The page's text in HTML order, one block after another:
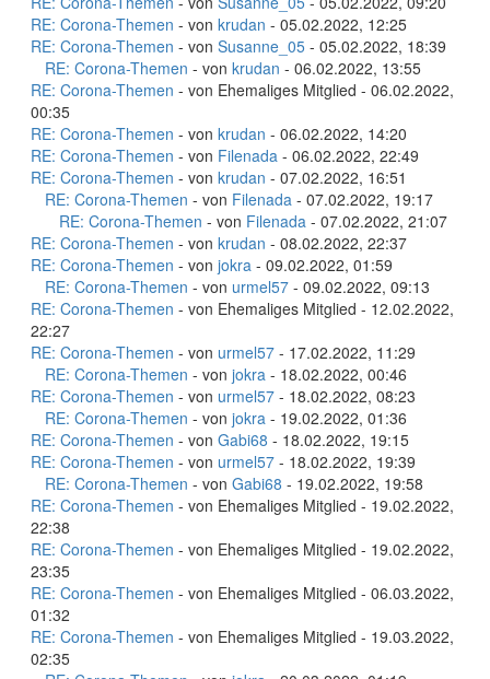
RE: Corona-Themen - von krudan - 05.02.2022, 12:25
RE: Corona-Themen - von Susanne_05 - 05.02.2022, 18:39
RE: Corona-Themen - von krudan - 06.02.2022, 13:55
RE: Corona-Themen - von Ehemaliges Mitglied - 06.02.2022,
00:35
RE: Corona-Themen - von krudan - 06.02.2022, 14:20
RE: Corona-Themen - von Filenada - 06.02.2022, 22:49
RE: Corona-Themen - von krudan - 07.02.2022, 16:51
RE: Corona-Themen - von Filenada - 07.02.2022, 19:17
RE: Corona-Themen - von Filenada - 07.02.2022, 21:07
RE: Corona-Themen - von krudan - 08.02.2022, 22:37
RE: Corona-Themen - von jokra - 09.02.2022, 01:59
RE: Corona-Themen - von urmel57 - 09.02.2022, 09:13
RE: Corona-Themen - von Ehemaliges Mitglied - 12.02.2022,
22:27
RE: Corona-Themen - von urmel57 - 17.02.2022, 11:29
RE: Corona-Themen - von jokra - 18.02.2022, 00:46
RE: Corona-Themen - von urmel57 - 18.02.2022, 08:23
RE: Corona-Themen - von jokra - 19.02.2022, 01:36
RE: Corona-Themen - von Gabi68 - 18.02.2022, 19:15
RE: Corona-Themen - von urmel57 - 18.02.2022, 19:39
RE: Corona-Themen - von Gabi68 - 19.02.2022, 19:58
RE: Corona-Themen - von Ehemaliges Mitglied - 19.02.2022,
22:38
RE: Corona-Themen - von Ehemaliges Mitglied - 19.02.2022,
23:35
RE: Corona-Themen - von Ehemaliges Mitglied - 06.03.2022,
01:32
RE: Corona-Themen - von Ehemaliges Mitglied - 19.03.2022,
02:35